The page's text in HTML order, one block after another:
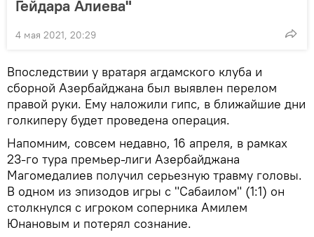
Гейдара Алиева"
4 мая 2021, 20:29
Впоследствии у вратаря агдамского клуба и
сборной Азербайджана был выявлен перелом
правой руки. Ему наложили гипс, в ближайшие дни
голкиперу будет проведена операция.
Напомним, совсем недавно, 16 апреля, в рамках
23-го тура премьер-лиги Азербайджана
Магомедалиев получил серьезную травму головы.
В одном из эпизодов игры с "Сабаилом" (1:1) он
столкнулся с игроком соперника Амилем
Юнановым и потерял сознание.